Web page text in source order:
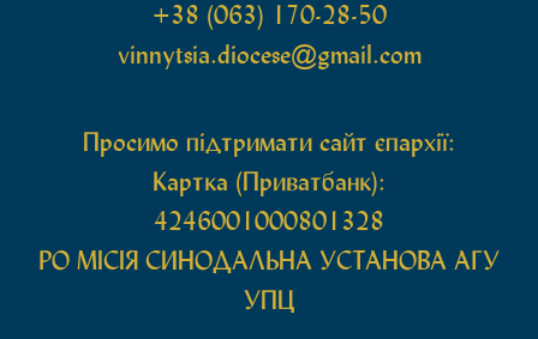
+38 (063) 170-28-50
vinnytsia.diocese@gmail.com
Просимо підтримати сайт єпархії:
Картка (Приватбанк):
4246001000801328
РО МIСIЯ СИНОДАЛЬНА УСТАНОВА АГУ
УПЦ